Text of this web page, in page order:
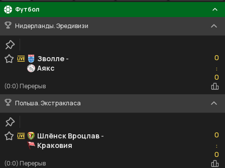
Футбол
Нидерланды. Эредивизи
Зволле -
Аякс
0
:0
0
(0:0) Перерыв
Польша. Экстракласа
Шлёнск Вроцлав -
Краковия
0
:0
0
(0:0) Перерыв